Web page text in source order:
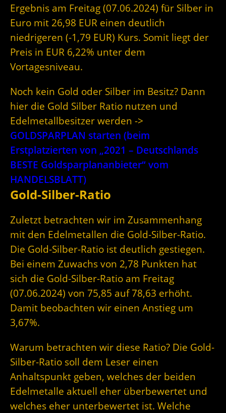
Ergebnis am Freitag (07.06.2024) für Silber in
Euro mit 26,98 EUR einen deutlich
niedrigeren (-1,79 EUR) Kurs. Somit liegt der
Preis in EUR 6,22% unter dem
Vortagesniveau.
Noch kein Gold oder Silber im Besitz? Dann
hier die Gold Silber Ratio nutzen und
Edelmetallbesitzer werden ->
GOLDSPARPLAN starten (beim
Erstplatzierten von „2021 – Deutschlands
BESTE Goldsparplananbieter“ vom
HANDELSBLATT)
Gold-Silber-Ratio
Zuletzt betrachten wir im Zusammenhang
mit den Edelmetallen die Gold-Silber-Ratio.
Die Gold-Silber-Ratio ist deutlich gestiegen.
Bei einem Zuwachs von 2,78 Punkten hat
sich die Gold-Silber-Ratio am Freitag
(07.06.2024) von 75,85 auf 78,63 erhöht.
Damit beobachten wir einen Anstieg um
3,67%.
Warum betrachten wir diese Ratio? Die Gold-
Silber-Ratio soll dem Leser einen
Anhaltspunkt geben, welches der beiden
Edelmetalle aktuell eher überbewertet und
welches eher unterbewertet ist. Welche